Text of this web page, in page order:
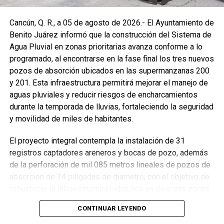
Cancún, Q. R., a 05 de agosto de 2026.- El Ayuntamiento de
Benito Juárez informó que la construcción del Sistema de
Agua Pluvial en zonas prioritarias avanza conforme a lo
programado, al encontrarse en la fase final los tres nuevos
pozos de absorción ubicados en las supermanzanas 200
y 201. Esta infraestructura permitirá mejorar el manejo de
aguas pluviales y reducir riesgos de encharcamientos
durante la temporada de lluvias, fortaleciendo la seguridad
y movilidad de miles de habitantes.
El proyecto integral contempla la instalación de 31
registros captadores areneros y bocas de pozo, además
de la perforación de mil 085 metros lineales de pozos de
absorción de 14 pulgadas de diámetro, con el objetivo de
de la ciudad. La Encargada de Despacho de la Presidencia
Municipal, Landy Guadalupe Canché Pantoja, supervisó
CONTINUAR LEYENDO